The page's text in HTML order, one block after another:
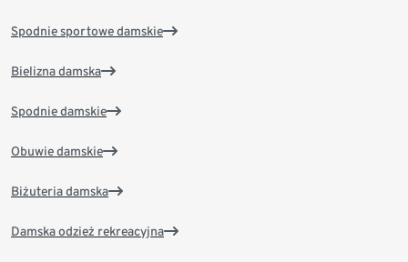
Spodnie sportowe damskie
Bielizna damska
Spodnie damskie
Obuwie damskie
Biżuteria damska
Damska odzież rekreacyjna